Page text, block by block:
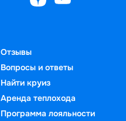
Отзывы
Вопросы и ответы
Найти круиз
Аренда теплохода
Программа лояльности